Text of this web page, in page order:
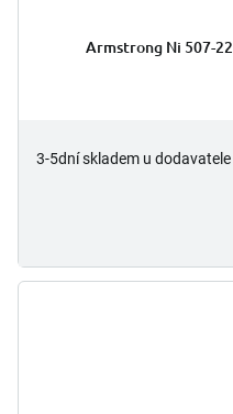
Armstrong Ni 507-
3-5dní skladem u dodavatele